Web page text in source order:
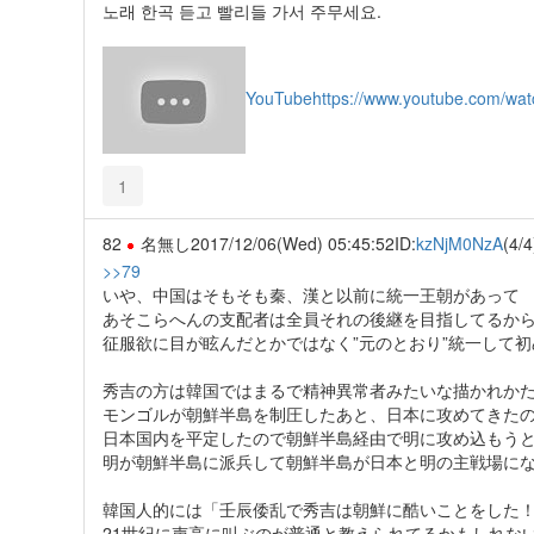
노래 한곡 듣고 빨리들 가서 주무세요.
YouTubehttps://www.youtube.com/
1
82 名無し2017/12/06(Wed) 05:45:52ID:kzNjM0NzA(4/
>>79
いや、中国はそもそも秦、漢と以前に統一王朝があって
あそこらへんの支配者は全員それの後継を目指してるか
征服欲に目が眩んだとかではなく”元のとおり”統一して
秀吉の方は韓国ではまるで精神異常者みたいな描かれか
モンゴルが朝鮮半島を制圧したあと、日本に攻めてきた
日本国内を平定したので朝鮮半島経由で明に攻め込もう
明が朝鮮半島に派兵して朝鮮半島が日本と明の主戦場に
韓国人的には「壬辰倭乱で秀吉は朝鮮に酷いことをした